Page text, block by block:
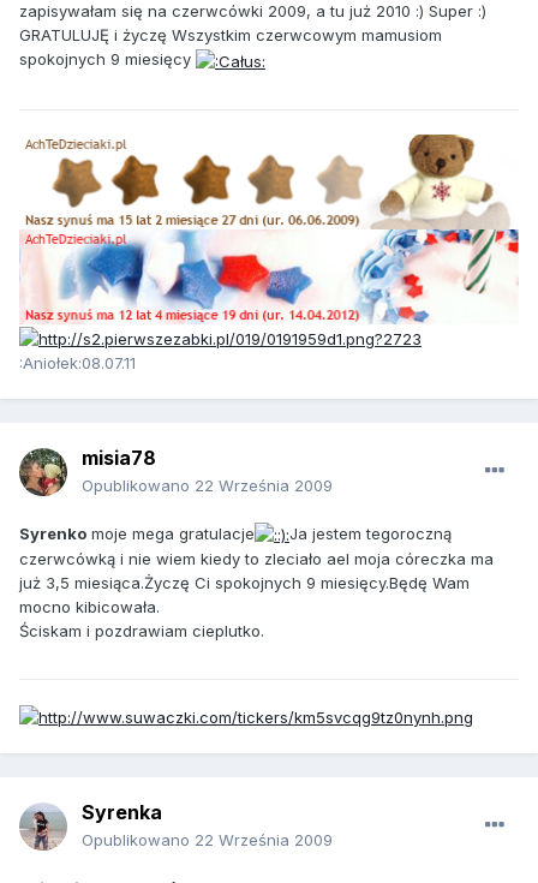
zapisywałam się na czerwcówki 2009, a tu już 2010 :) Super :)
GRATULUJĘ i życzę Wszystkim czerwcowym mamusiom
spokojnych 9 miesięcy
:Aniołek:08.07.11
misia78
Opublikowano 22 Września 2009
Syrenko moje mega gratulacje
Ja jestem tegoroczną
czerwcówką i nie wiem kiedy to zleciało ael moja córeczka ma
już 3,5 miesiąca.Życzę Ci spokojnych 9 miesięcy.Będę Wam
mocno kibicowała.
Ściskam i pozdrawiam cieplutko.
Syrenka
Opublikowano 22 Września 2009